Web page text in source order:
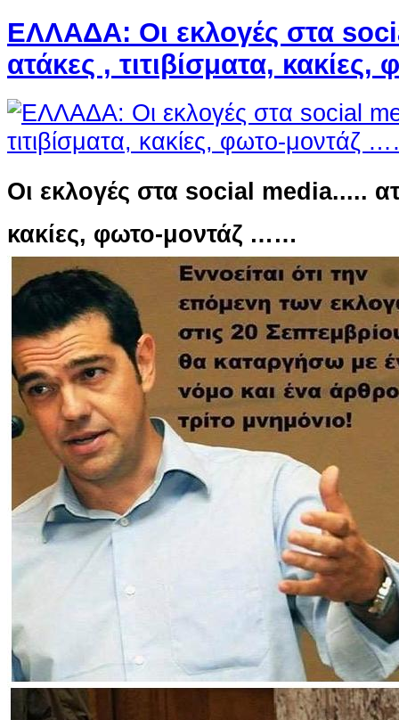
ΕΛΛΑΔΑ: Οι εκλογές στα
ατάκες , τιτιβίσματα,
Οι εκλογές στα social media.....
κακίες, φωτο-μοντάζ ……